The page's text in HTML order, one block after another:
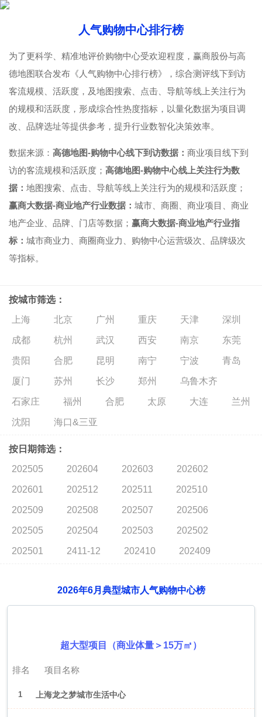
人气购物中心排行榜
为了更科学、精准地评价购物中心受欢迎程度，赢商股份与高
德地图联合发布《人气购物中心排行榜》，综合测评线下到访
客流规模、活跃度，及地图搜索、点击、导航等线上关注行为
的规模和活跃度，形成综合性热度指标，以量化数据为项目调
改、品牌选址等提供参考，提升行业数智化决策效率。
数据来源： 高德地图-购物中心线下到访数据： 商业项目线下到
访的客流规模和活跃度； 高德地图-购物中心线上关注行为数
据： 地图搜索、点击、导航等线上关注行为的规模和活跃度；
赢商大数据-商业地产行业数据： 城市、商圈、商业项目、商业
地产企业、品牌、门店等数据； 赢商大数据-商业地产行业指
标： 城市商业力、商圈商业力、购物中心运营级次、品牌级次
等指标。
按城市筛选：
上海
北京 广州 重庆 天津 深圳
成都 杭州 武汉 西安 南京 东莞
贵阳 合肥 昆明 南宁 宁波 青岛
厦门 苏州 长沙 郑州 乌鲁木齐
石家庄 福州 合肥 太原 大连 兰州
沈阳 海口&三亚
按日期筛选：
202505
202604 202603 202602
202601 202512 202511 202510
202509 202508 202507 202506
202505 202504 202503 202502
202501 2411-12 202410 202409
2026年6月典型城市人气购物中心榜
超大型项目（商业体量＞15万㎡）
排名 项目名称
1 上海龙之梦城市生活中心